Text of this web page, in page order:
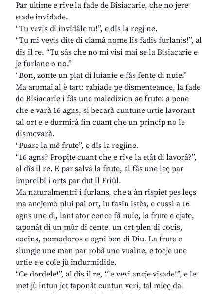
Par ultime e rive la fade de Bisiacarie, che no jere
stade invidade.
“Tu vevis di invidâle tu!”, e dîs la regjine.
“Tu mi vevis dite di clamâ nome lis fadis furlanis!”, al
dîs il re. “Tu sâs che no mi visi mai se la Bisiacarie e
je furlane o no.”
“Bon, zonte un plat di luianie e fâs fente di nuie.”
Ma aromai al è tart: rabiade pe dismenteance, la fade
de Bisiacarie i fâs une maledizion ae frute: a pene
che e varà 16 agns, si becarà cuntune urtie lavorant
tal ort e e durmirà fin cuant che un princip no le
dismovarà.
“Puare la mê frute”, e dîs la regjine.
“16 agns? Propite cuant che e rive la etât di lavorâ?”,
al dîs il re. E par salvâ la frute, al fâs une leç par
improibî i orts par dut il Friûl.
Ma naturalmentri i furlans, che a àn rispiet pes leçs
ma ancjemò plui pal ort, lu fasin istès, e cussì a 16
agns une dì, lant ator cence fâ nuie, la frute e cjate,
taponât di un mûr di cente, un ort plen di cocis,
cocins, pomodoros e ogni ben di Diu. La frute e
slungje une man par robâ une vuaìne, e tocje une
urtie e e cole jù indurmidide.
“Ce dordele!”, al dîs il re, “le vevi ancje visade!”, e le
met jù intun jet taponât cuntun veri, tal mieç dal